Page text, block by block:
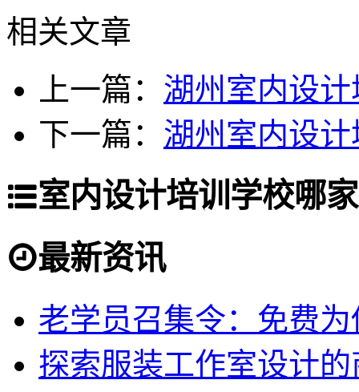
相关文章
上一篇： 湖州室内设
下一篇： 湖州室内设
室内设计培训学校哪
最新资讯
老学员召集令：免费
探索服装工作室设计